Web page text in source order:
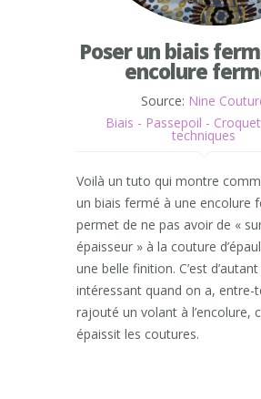
Poser un biais
encolure
Source: Nine
Biais - Passepoil - Croquet
techniques
Voilà un tuto qui montre
un biais fermé à une encolure
permet de ne pas avoir de «
épaisseur » à la couture
une belle finition. C’est
intéressant quand on a, entre-
rajouté un volant à l’encolure,
épaissit les coutures.